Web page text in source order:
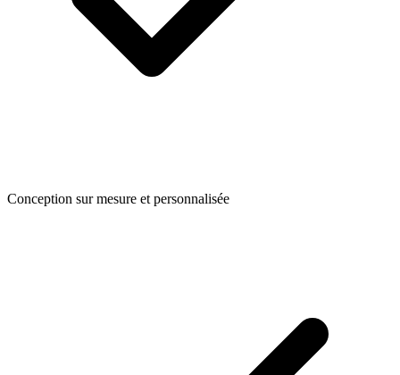
Conception sur mesure et personnalisée